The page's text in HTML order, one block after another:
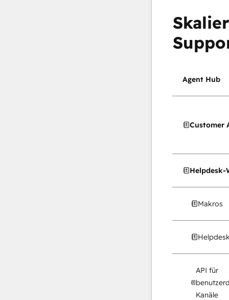
Agent Hub
Customer
Helpdesk-
Makros
API für
Kanäle